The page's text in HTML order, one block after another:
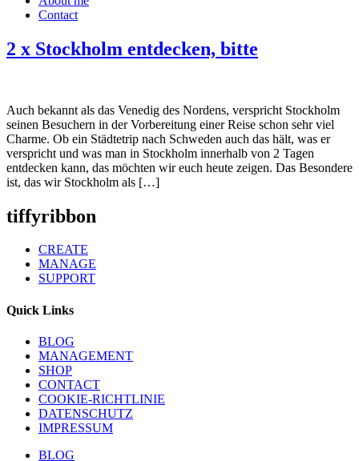
Contact
2 x Stockholm entdecken, bitte
Auch bekannt als das Venedig des Nordens, verspricht Stockholm
seinen Besuchern in der Vorbereitung einer Reise schon sehr viel
Charme. Ob ein Städtetrip nach Schweden auch das hält, was er
verspricht und was man in Stockholm innerhalb von 2 Tagen
entdecken kann, das möchten wir euch heute zeigen. Das Besondere
ist, das wir Stockholm als […]
tiffyribbon
CREATE
MANAGE
SUPPORT
Quick Links
BLOG
MANAGEMENT
SHOP
CONTACT
COOKIE-RICHTLINIE
DATENSCHUTZ
IMPRESSUM
BLOG